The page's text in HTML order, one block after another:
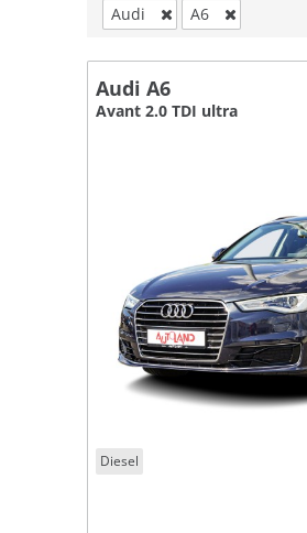
Audi A6
Audi A6
Avant 2.0 TDI ultra
Diesel